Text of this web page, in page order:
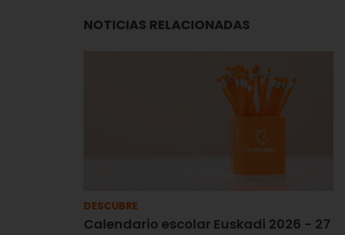
NOTICIAS RELACIONADAS
DESCUBRE
Calendario escolar Euskadi 2026 - 27